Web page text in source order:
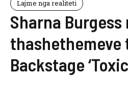
Lajme nga realiteti
Sharna
thashethemeve
Backstage